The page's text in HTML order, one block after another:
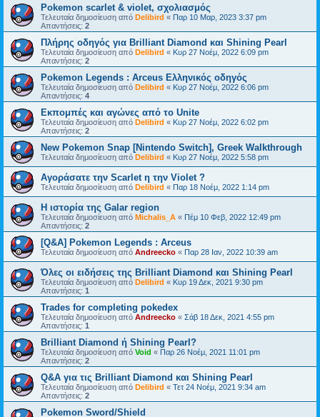
Pokemon scarlet & violet, σχολιασμός
Τελευταία δημοσίευση από Delibird « Παρ 10 Μαρ, 2023 3:37 pm
Απαντήσεις: 2
Πλήρης οδηγός για Brilliant Diamond και Shining Pearl
Τελευταία δημοσίευση από Delibird « Κυρ 27 Νοέμ, 2022 6:09 pm
Απαντήσεις: 2
Pokemon Legends : Arceus Ελληνικός οδηγός
Τελευταία δημοσίευση από Delibird « Κυρ 27 Νοέμ, 2022 6:06 pm
Απαντήσεις: 4
Εκπομπές και αγώνες από το Unite
Τελευταία δημοσίευση από Delibird « Κυρ 27 Νοέμ, 2022 6:02 pm
Απαντήσεις: 2
New Pokemon Snap [Nintendo Switch], Greek Walkthrough
Τελευταία δημοσίευση από Delibird « Κυρ 27 Νοέμ, 2022 5:58 pm
Αγοράσατε την Scarlet η την Violet ?
Τελευταία δημοσίευση από Delibird « Παρ 18 Νοέμ, 2022 1:14 pm
Η ιστορία της Galar region
Τελευταία δημοσίευση από Michalis_A « Πέμ 10 Φεβ, 2022 12:49 pm
Απαντήσεις: 2
[Q&A] Pokemon Legends : Arceus
Τελευταία δημοσίευση από Andreecko « Παρ 28 Ιαν, 2022 10:39 am
Όλες οι ειδήσεις της Brilliant Diamond και Shining Pearl
Τελευταία δημοσίευση από Delibird « Κυρ 19 Δεκ, 2021 9:30 pm
Απαντήσεις: 1
Trades for completing pokedex
Τελευταία δημοσίευση από Andreecko « Σάβ 18 Δεκ, 2021 4:55 pm
Απαντήσεις: 1
Brilliant Diamond ή Shining Pearl?
Τελευταία δημοσίευση από Void « Παρ 26 Νοέμ, 2021 11:01 pm
Απαντήσεις: 2
Q&A για τις Brilliant Diamond και Shining Pearl
Τελευταία δημοσίευση από Delibird « Τετ 24 Νοέμ, 2021 9:34 am
Απαντήσεις: 2
Pokemon Sword/Shield